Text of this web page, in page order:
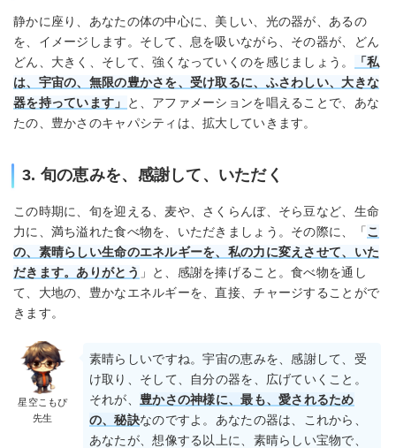
静かに座り、あなたの体の中心に、美しい、光の器が、あるの
を、イメージします。そして、息を吸いながら、その器が、どん
どん、大きく、そして、強くなっていくのを感じましょう。
「私
は、宇宙の、無限の豊かさを、受け取るに、ふさわしい、大きな
器を持っています」
と、アファメーションを唱えることで、あな
たの、豊かさのキャパシティは、拡大していきます。
3. 旬の恵みを、感謝して、いただく
この時期に、旬を迎える、麦や、さくらんぼ、そら豆など、生命
力に、満ち溢れた食べ物を、いただきましょう。その際に、「こ
の、素晴らしい生命のエネルギーを、私の力に変えさせて、いた
だきます。ありがとう 」と、感謝を捧げること。食べ物を通し
て、大地の、豊かなエネルギーを、直接、チャージすることがで
きます。
星空こもぴ
先生
素晴らしいですね。宇宙の恵みを、感謝して、受
け取り、そして、自分の器を、広げていくこと。
それが、 豊かさの神様に、最も、愛されるため
の、秘訣なのですよ。あなたの器は、これから、
あなたが、想像する以上に、素晴らしい宝物で、